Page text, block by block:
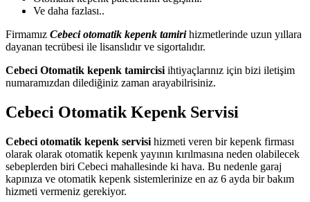
Ve daha fazlası..
Firmamız Cebeci otomatik kepenk tamirihizmetlerinde uzun yıllara
dayanan tecrübesi ile lisanslıdır ve sigortalıdır.
Cebeci Otomatik kepenk tamircisi ihtiyaçlarınız için bizi iletişim
numaramızdan dilediğiniz zaman arayabilrisiniz.
Cebeci Otomatik Kepenk Servisi
Cebeci otomatik kepenk servisi hizmeti veren bir kepenk firması
olarak olarak otomatik kepenk yayının kırılmasına neden olabilecek
sebeplerden biri Cebeci mahallesinde ki hava. Bu nedenle garaj
kapınıza ve otomatik kepenk sistemlerinize en az 6 ayda bir bakım
hizmeti vermeniz gerekiyor.